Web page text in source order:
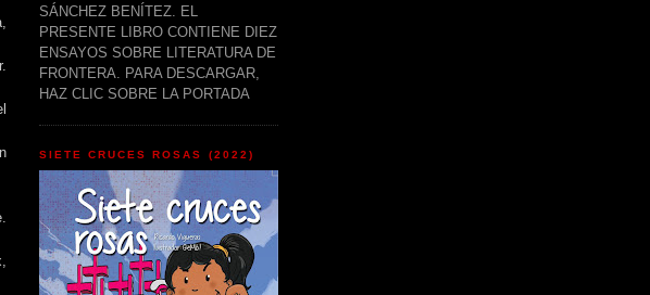
SÁNCHEZ BENÍTEZ. EL
PRESENTE LIBRO CONTIENE DIEZ
ENSAYOS SOBRE LITERATURA DE
FRONTERA. PARA DESCARGAR,
HAZ CLIC SOBRE LA PORTADA
SIETE CRUCES ROSAS (2022)